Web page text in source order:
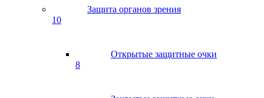
Защита органов зрения
10
Открытые защитные очки
8